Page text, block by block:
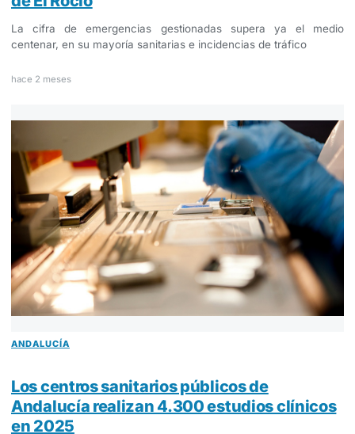
La cifra de emergencias gestionadas supera ya el medio
centenar, en su mayoría sanitarias e incidencias de tráfico
hace 2 meses
ANDALUCÍA
Los centros sanitarios públicos de
Andalucía realizan 4.300 estudios clínicos
en 2025